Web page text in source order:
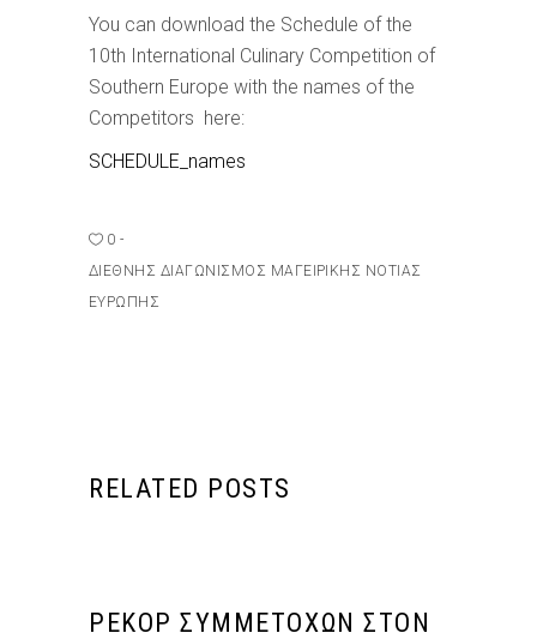
You can download the Schedule of the
10th International Culinary Competition of
Southern Europe with the names of the
Competitors here:
SCHEDULE_names
0
ΔΙΕΘΝΉΣ ΔΙΑΓΩΝΙΣΜΌΣ ΜΑΓΕΙΡΙΚΉΣ ΝΌΤΙΑΣ
ΕΥΡΏΠΗΣ
RELATED POSTS
ΡΕΚΌΡ ΣΥΜΜΕΤΟΧΏΝ ΣΤΟΝ